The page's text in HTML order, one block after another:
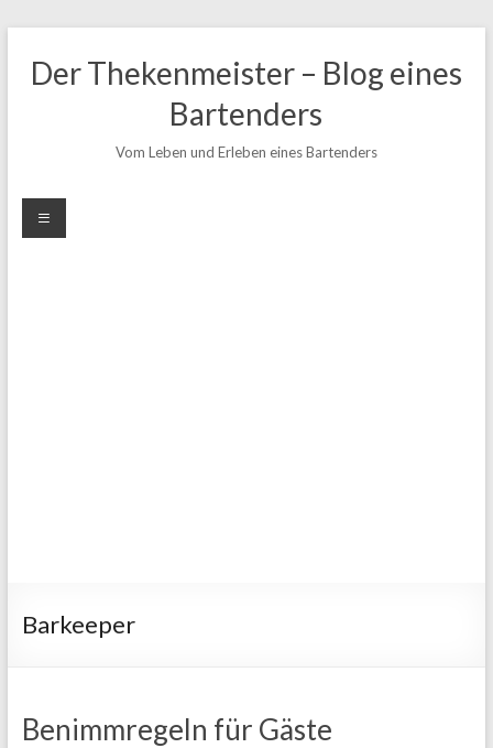
Inhalt
springen
Der Thekenmeister – Blog eines
Bartenders
Vom Leben und Erleben eines Bartenders
Barkeeper
Benimmregeln für Gäste